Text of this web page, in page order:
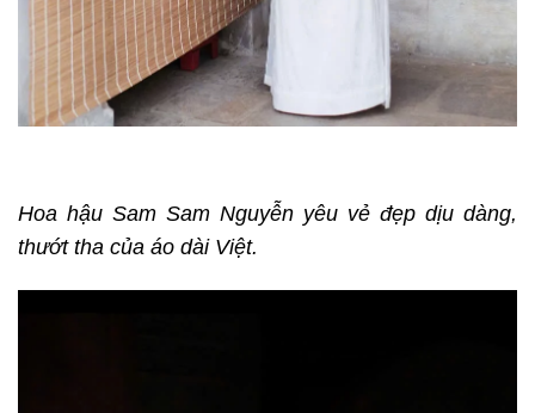
Hoa hậu Sam Sam Nguyễn yêu vẻ đẹp dịu dàng,
thướt tha của áo dài Việt.